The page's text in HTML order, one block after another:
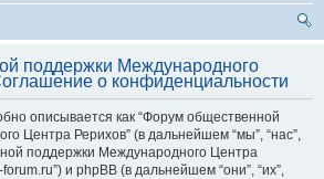
поддержки Международного
о конфиденциальности
описывается как “Форум общественной
Центра Рерихов” (в дальнейшем “мы”, “нас”,
поддержки Международного Центра
и phpBB (в дальнейшем “они”, “их”,